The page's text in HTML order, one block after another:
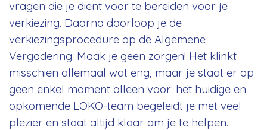
vragen die je dient voor te bereiden voor je
verkiezing. Daarna doorloop je de
verkiezingsprocedure op de Algemene
Vergadering. Maak je geen zorgen! Het klinkt
misschien allemaal wat eng, maar je staat er op
geen enkel moment alleen voor: het huidige en
opkomende LOKO-team begeleidt je met veel
plezier en staat altijd klaar om je te helpen.